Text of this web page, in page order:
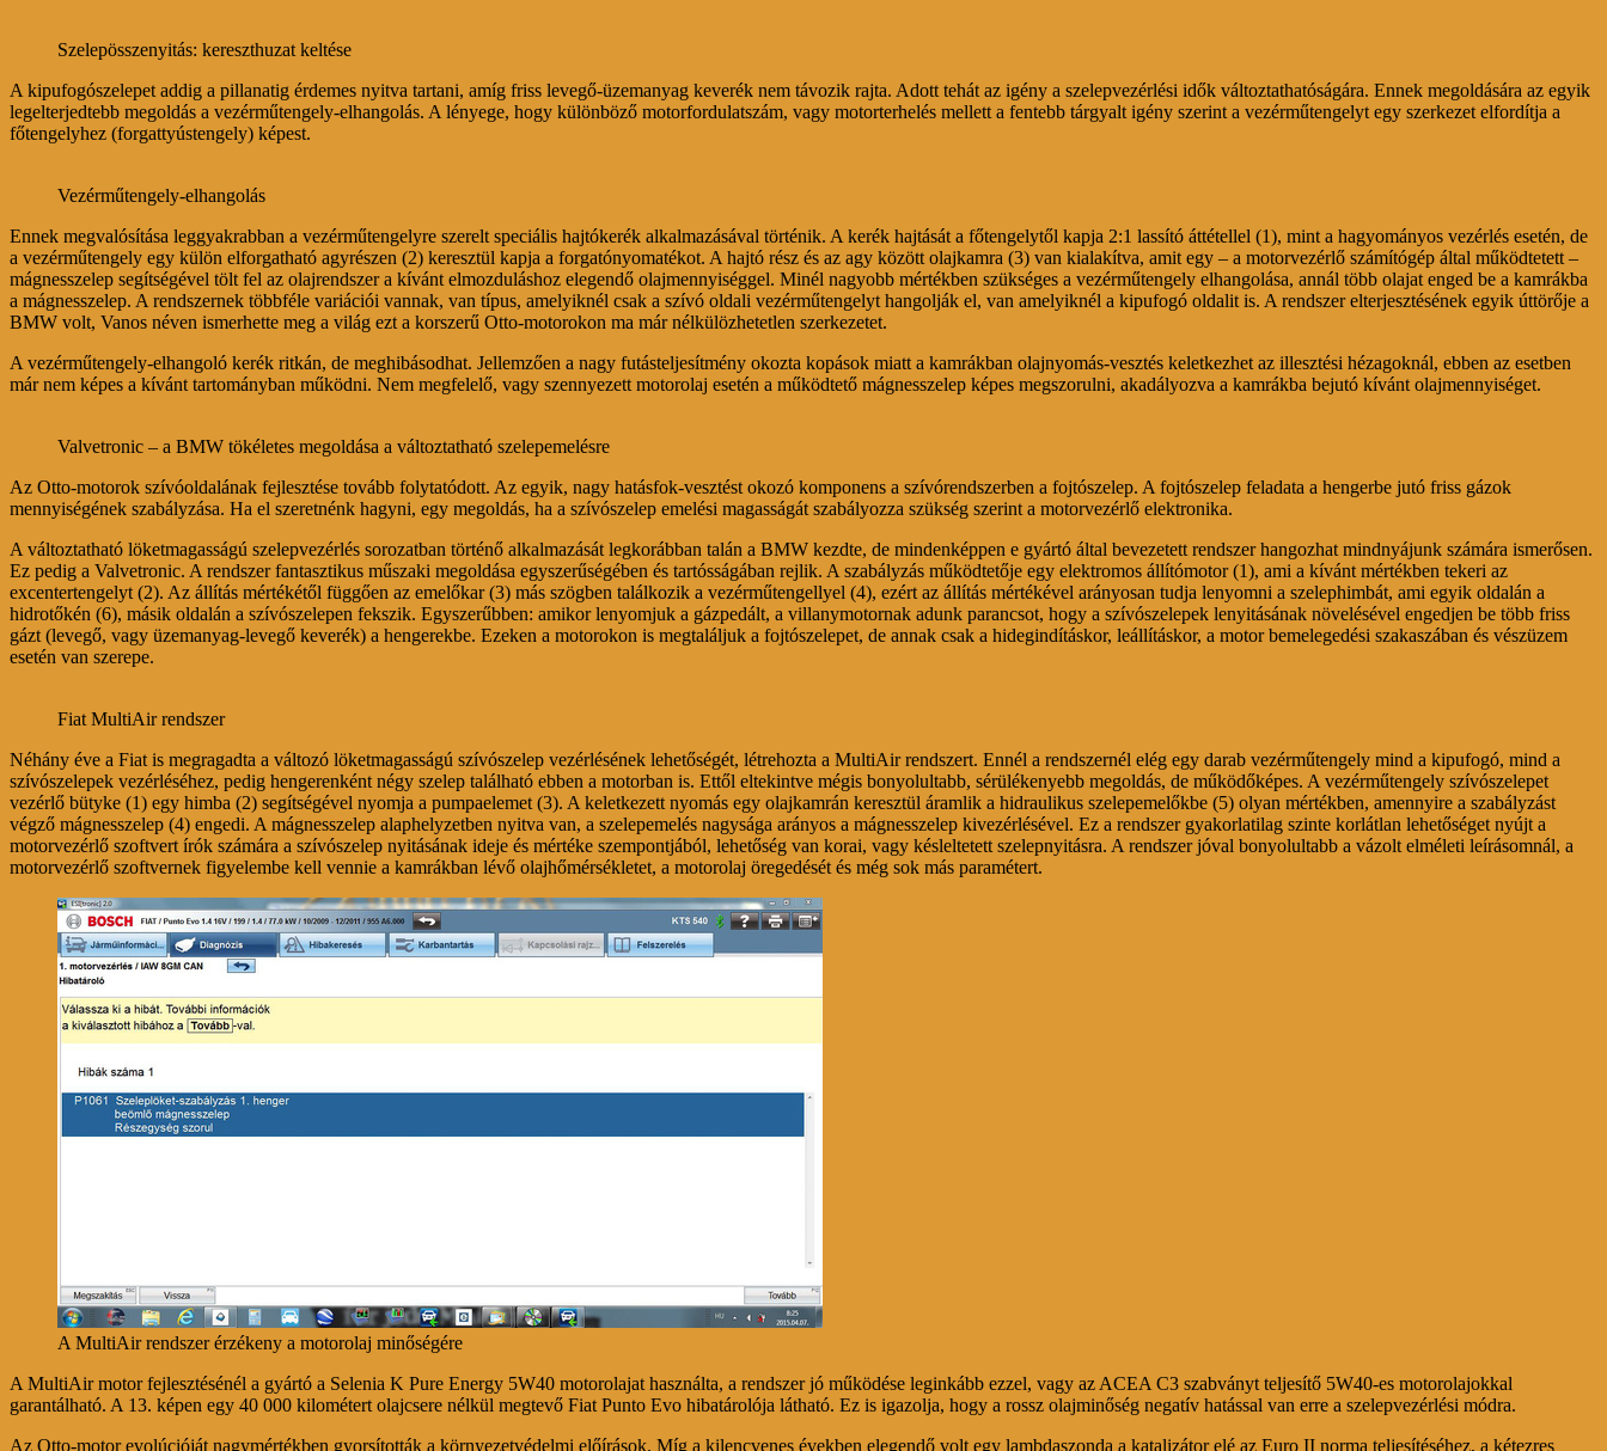
Szelepösszenyitás: kereszthuzat keltése
A kipufogószelepet addig a pillanatig érdemes nyitva tartani, amíg friss levegő-üzemanyag keverék nem távozik rajta. Adott tehát az igény a szelepvezérlési idők változtathatóságára. Ennek megoldására az egyik
legelterjedtebb megoldás a vezérműtengely-elhangolás. A lényege, hogy különböző motorfordulatszám, vagy motorterhelés mellett a fentebb tárgyalt igény szerint a vezérműtengelyt egy szerkezet elfordítja a
főtengelyhez (forgattyústengely) képest.
Vezérműtengely-elhangolás
Ennek megvalósítása leggyakrabban a vezérműtengelyre szerelt speciális hajtókerék alkalmazásával történik. A kerék hajtását a főtengelytől kapja 2:1 lassító áttétellel (1), mint a hagyományos vezérlés esetén, de
a vezérműtengely egy külön elforgatható agyrészen (2) keresztül kapja a forgatónyomatékot. A hajtó rész és az agy között olajkamra (3) van kialakítva, amit egy – a motorvezérlő számítógép által működtetett –
mágnesszelep segítségével tölt fel az olajrendszer a kívánt elmozduláshoz elegendő olajmennyiséggel. Minél nagyobb mértékben szükséges a vezérműtengely elhangolása, annál több olajat enged be a kamrákba
a mágnesszelep. A rendszernek többféle variációi vannak, van típus, amelyiknél csak a szívó oldali vezérműtengelyt hangolják el, van amelyiknél a kipufogó oldalit is. A rendszer elterjesztésének egyik úttörője a
BMW volt, Vanos néven ismerhette meg a világ ezt a korszerű Otto-motorokon ma már nélkülözhetetlen szerkezetet.
A vezérműtengely-elhangoló kerék ritkán, de meghibásodhat. Jellemzően a nagy futásteljesítmény okozta kopások miatt a kamrákban olajnyomás-vesztés keletkezhet az illesztési hézagoknál, ebben az esetben
már nem képes a kívánt tartományban működni. Nem megfelelő, vagy szennyezett motorolaj esetén a működtető mágnesszelep képes megszorulni, akadályozva a kamrákba bejutó kívánt olajmennyiséget.
Valvetronic – a BMW tökéletes megoldása a változtatható szelepemelésre
Az Otto-motorok szívóoldalának fejlesztése tovább folytatódott. Az egyik, nagy hatásfok-vesztést okozó komponens a szívórendszerben a fojtószelep. A fojtószelep feladata a hengerbe jutó friss gázok
mennyiségének szabályzása. Ha el szeretnénk hagyni, egy megoldás, ha a szívószelep emelési magasságát szabályozza szükség szerint a motorvezérlő elektronika.
A változtatható löketmagasságú szelepvezérlés sorozatban történő alkalmazását legkorábban talán a BMW kezdte, de mindenképpen e gyártó által bevezetett rendszer hangozhat mindnyájunk számára ismerősen.
Ez pedig a Valvetronic. A rendszer fantasztikus műszaki megoldása egyszerűségében és tartósságában rejlik. A szabályzás működtetője egy elektromos állítómotor (1), ami a kívánt mértékben tekeri az
excentertengelyt (2). Az állítás mértékétől függően az emelőkar (3) más szögben találkozik a vezérműtengellyel (4), ezért az állítás mértékével arányosan tudja lenyomni a szelephimbát, ami egyik oldalán a
hidrotőkén (6), másik oldalán a szívószelepen fekszik. Egyszerűbben: amikor lenyomjuk a gázpedált, a villanymotornak adunk parancsot, hogy a szívószelepek lenyitásának növelésével engedjen be több friss
gázt (levegő, vagy üzemanyag-levegő keverék) a hengerekbe. Ezeken a motorokon is megtaláljuk a fojtószelepet, de annak csak a hidegindításkor, leállításkor, a motor bemelegedési szakaszában és vészüzem
esetén van szerepe.
Fiat MultiAir rendszer
Néhány éve a Fiat is megragadta a változó löketmagasságú szívószelep vezérlésének lehetőségét, létrehozta a MultiAir rendszert. Ennél a rendszernél elég egy darab vezérműtengely mind a kipufogó, mind a
szívószelepek vezérléséhez, pedig hengerenként négy szelep található ebben a motorban is. Ettől eltekintve mégis bonyolultabb, sérülékenyebb megoldás, de működőképes. A vezérműtengely szívószelepet
vezérlő bütyke (1) egy himba (2) segítségével nyomja a pumpaelemet (3). A keletkezett nyomás egy olajkamrán keresztül áramlik a hidraulikus szelepemelőkbe (5) olyan mértékben, amennyire a szabályzást
végző mágnesszelep (4) engedi. A mágnesszelep alaphelyzetben nyitva van, a szelepemelés nagysága arányos a mágnesszelep kivezérlésével. Ez a rendszer gyakorlatilag szinte korlátlan lehetőséget nyújt a
motorvezérlő szoftvert írók számára a szívószelep nyitásának ideje és mértéke szempontjából, lehetőség van korai, vagy késleltetett szelepnyitásra. A rendszer jóval bonyolultabb a vázolt elméleti leírásomnál, a
motorvezérlő szoftvernek figyelembe kell vennie a kamrákban lévő olajhőmérsékletet, a motorolaj öregedését és még sok más paramétert.
A MultiAir rendszer érzékeny a motorolaj minőségére
A MultiAir motor fejlesztésénél a gyártó a Selenia K Pure Energy 5W40 motorolajat használta, a rendszer jó működése leginkább ezzel, vagy az ACEA C3 szabványt teljesítő 5W40-es motorolajokkal
garantálható. A 13. képen egy 40 000 kilométert olajcsere nélkül megtevő Fiat Punto Evo hibatárolója látható. Ez is igazolja, hogy a rossz olajminőség negatív hatással van erre a szelepvezérlési módra.
Az Otto-motor evolúcióját nagymértékben gyorsították a környezetvédelmi előírások. Míg a kilencvenes években elegendő volt egy lambdaszonda a katalizátor elé az Euro II norma teljesítéséhez, a kétezres